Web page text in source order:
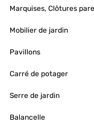
ein Hochbeet,
Marquises, Clôtures
Mobilier de jardin
Pavillons
Carré de potager
Serre de jardin
Balancelle